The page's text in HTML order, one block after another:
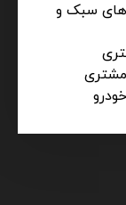
سبک و